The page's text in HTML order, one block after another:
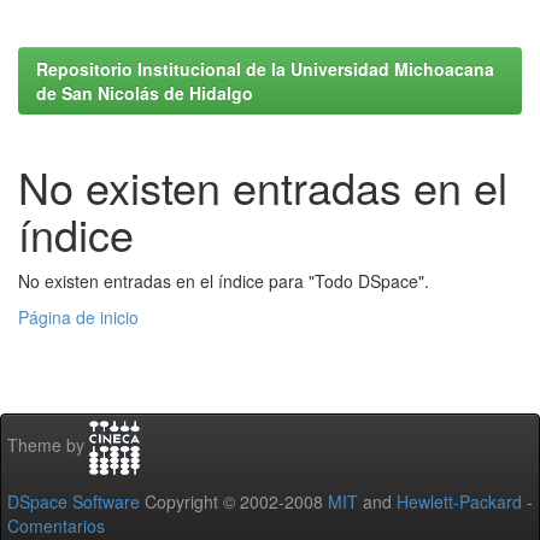
Repositorio Institucional de la Universidad Michoacana
de San Nicolás de Hidalgo
No existen entradas en el
índice
No existen entradas en el índice para "Todo DSpace".
Página de inicio
Theme by
DSpace Software Copyright © 2002-2008 MIT and Hewlett-Packard -
Comentarios